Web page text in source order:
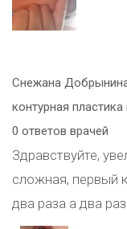
Снежана
контурная
0 ответов врачей
Здравствуйте,
сложная, первый
два раза а два